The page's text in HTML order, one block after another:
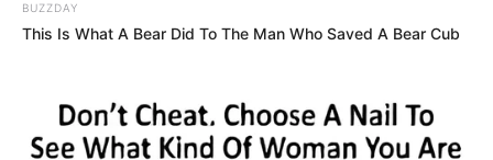
BUZZDAY
This Is What A Bear Did To The Man Who Saved A Bear Cub